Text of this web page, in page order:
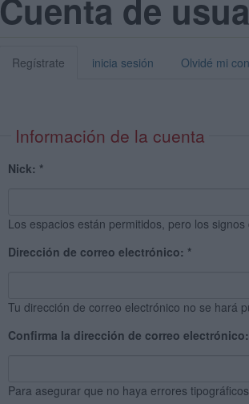
Cuenta de
Regístrate inicia sesión Olvidé mi
Información de la cuenta
Nick: *
Los espacios están permitidos, pero los
Dirección de correo electrónico: *
Tu dirección de correo electrónico no se hará
Confirma la dirección de correo electrónico:
Para asegurar que no haya errores tipográficos